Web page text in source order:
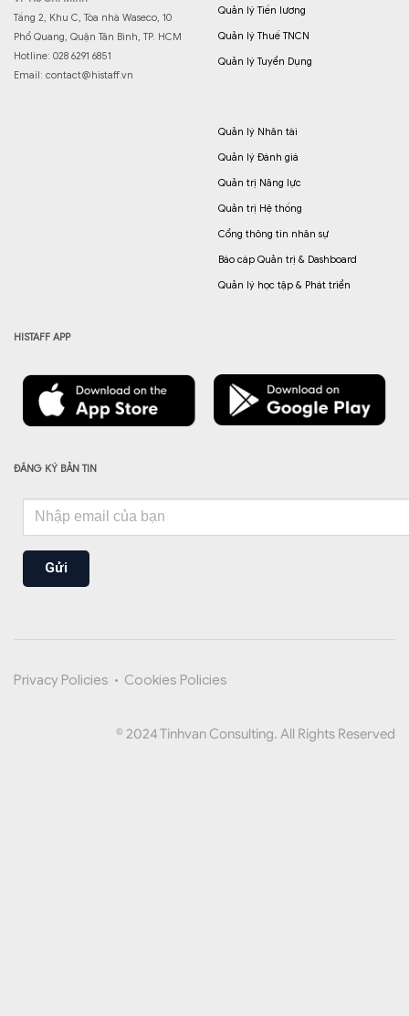
Tầng 2, Khu C, Tòa nhà Waseco, 10
Phổ Quang, Quận Tân Bình, TP. HCM
Hotline: 028 6291 6851
Email: contact@histaff.vn
Quản lý Tiền lương
Quản lý Thuế TNCN
Quản lý Tuyển Dụng
Quản lý Nhân tài
Quản lý Đánh giá
Quản trị Năng lực
Quản trị Hệ thống
Cổng thông tin nhân sự
Báo cáp Quản trị & Dashboard
Quản lý học tập & Phát triển
HISTAFF APP
ĐĂNG KÝ BẢN TIN
Gửi
Privacy Policies • Cookies Policies
© 2024 Tinhvan Consulting. All Rights Reserved